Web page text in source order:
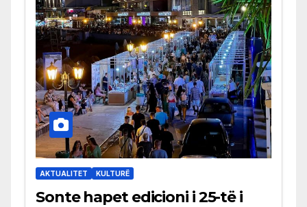
AKTUALITET KULTURË
Sonte hapet edicioni i 25-të i